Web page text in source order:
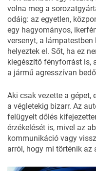
volna meg a
odáig: az egyetlen,
egy hagyományos,
versenyt, a
helyeztek el. Sőt, ha ez
kiegészítő fényforrást is,
a jármű agresszívan
Aki csak vezette a gépet,
a végletekig bizarr. Az
felügyelt dőlés
érzékelését is, mivel az
kommunikáció vagy
arról, hogy mi történik az